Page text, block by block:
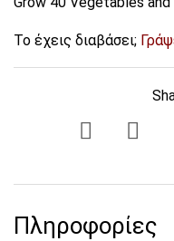
Το έχεις διαβάσει;
Πληροφορίες